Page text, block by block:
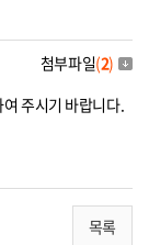
첨부파일(2)
주시기 바랍니다.
목록